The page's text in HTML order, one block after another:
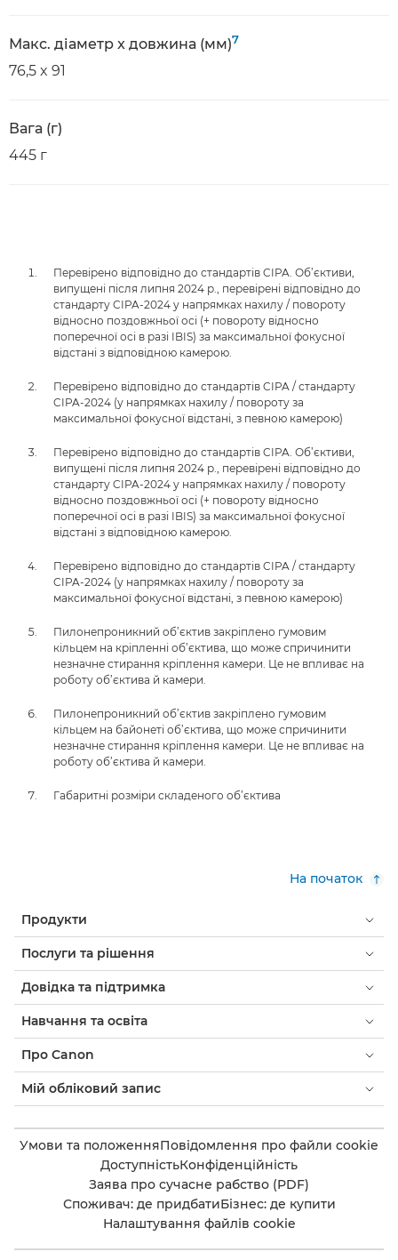
Макс. діаметр x довжина (мм)7
76,5 x 91
Вага (г)
445 г
Перевірено відповідно до стандартів CIPA. Об’єктиви,
випущені після липня 2024 р., перевірені відповідно до
стандарту CIPA-2024 у напрямках нахилу / повороту
відносно поздовжньої осі (+ повороту відносно
поперечної осі в разі IBIS) за максимальної фокусної
відстані з відповідною камерою.
Перевірено відповідно до стандартів CIPA / стандарту
CIPA-2024 (у напрямках нахилу / повороту за
максимальної фокусної відстані, з певною камерою)
Перевірено відповідно до стандартів CIPA. Об’єктиви,
випущені після липня 2024 р., перевірені відповідно до
стандарту CIPA-2024 у напрямках нахилу / повороту
відносно поздовжньої осі (+ повороту відносно
поперечної осі в разі IBIS) за максимальної фокусної
відстані з відповідною камерою.
Перевірено відповідно до стандартів CIPA / стандарту
CIPA-2024 (у напрямках нахилу / повороту за
максимальної фокусної відстані, з певною камерою)
Пилонепроникний об’єктив закріплено гумовим
кільцем на кріпленні об’єктива, що може спричинити
незначне стирання кріплення камери. Це не впливає на
роботу об’єктива й камери.
Пилонепроникний об’єктив закріплено гумовим
кільцем на байонеті об’єктива, що може спричинити
незначне стирання кріплення камери. Це не впливає на
роботу об’єктива й камери.
Габаритні розміри складеного об’єктива
На початок
Продукти
Послуги та рішення
Довідка та підтримка
Навчання та освіта
Про Canon
Мій обліковий запис
Умови та положенняПовідомлення про файли cookie
ДоступністьКонфіденційність
Заява про сучасне рабство (PDF)
Споживач: де придбатиБізнес: де купити
Налаштування файлів cookie